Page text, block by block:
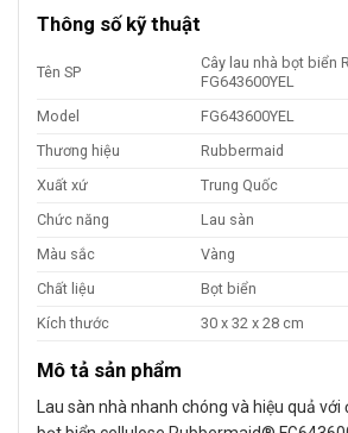
Thông số kỹ thuật
Tên SP
Cây lau nhà bọt biển
FG643600YEL
Model
FG643600YEL
Thương hiệu
Rubbermaid
Xuất xứ
Trung Quốc
Chức năng
Lau sàn
Màu sắc
Vàng
Chất liệu
Bọt biển
Kích thước
30 x 32 x 28 cm
Mô tả sản phẩm
Lau sàn nhà nhanh chóng và hiệu quả với